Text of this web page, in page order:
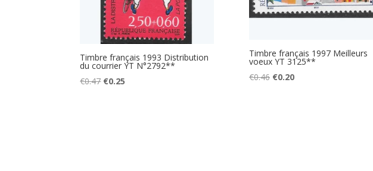
Timbre français 1993 Distribution
du courrier YT N°2792**
€0.47 Le
€0.25
Timbre français 1997 Meilleurs
voeux YT 3125**
€0.46 Le
€0.20Le